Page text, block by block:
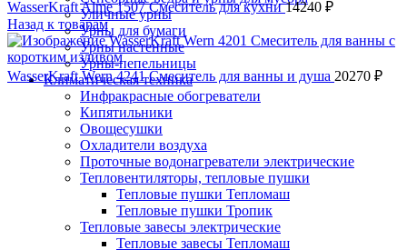
Уличные урны
Урны для бумаги
Урны настенные
Урны-пепельницы
Климатическая техника
Инфракрасные обогреватели
Кипятильники
Овощесушки
Охладители воздуха
Проточные водонагреватели электрические
Тепловентиляторы, тепловые пушки
Тепловые пушки Тепломаш
Тепловые пушки Тропик
Тепловые завесы электрические
Тепловые завесы Тепломаш
WasserKraft Alme 1507 Смеситель для кухни14240 ₽
Назад к товарам
WasserKraft Wern 4241 Смеситель для ванны и душа 20270 ₽